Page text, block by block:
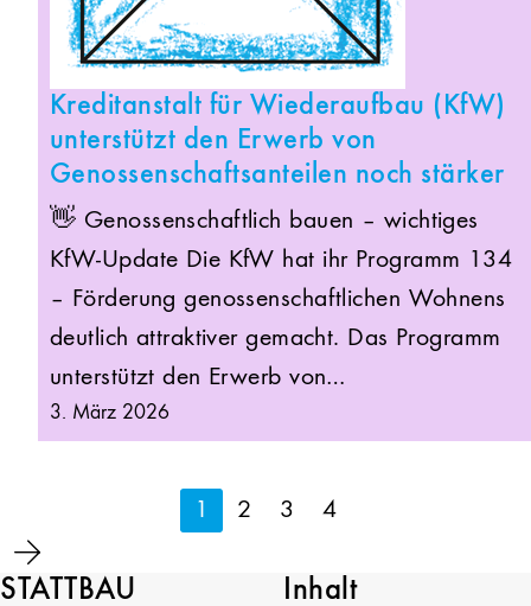
Kreditanstalt für Wiederaufbau (KfW)
unterstützt den Erwerb von
Genossenschafts­anteilen noch stärker
👋 Genossenschaftlich bauen – wichtiges
KfW-Update Die KfW hat ihr Programm 134
– Förderung genossenschaftlichen Wohnens
deutlich attraktiver gemacht. Das Programm
unterstützt den Erwerb von…
3. März 2026
1 2 3 4
STATTBAU
Inhalt